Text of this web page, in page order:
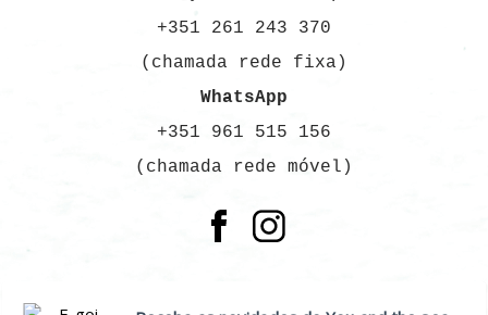
+351 261 243 370
(chamada rede fixa)
WhatsApp
+351 961 515 156
(chamada rede móvel)